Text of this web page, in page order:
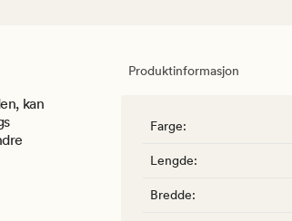
kan
Produktinformasjon
Farge:
Lengde:
Bredde: